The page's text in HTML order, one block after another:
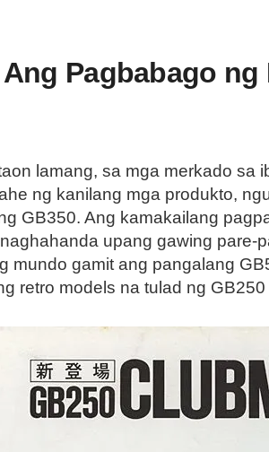
Pagbabago
lamang, sa mga merkado sa
ng kanilang mga produkto,
GB350. Ang kamakailang
upang gawing
mundo gamit ang pangalang
retro models na tulad ng